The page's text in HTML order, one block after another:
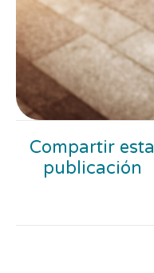
Compartir esta
publicación